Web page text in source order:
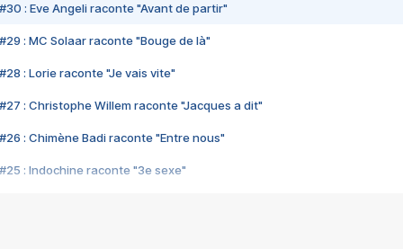
#30 : Eve Angeli raconte "Avant de partir"
#29 : MC Solaar raconte "Bouge de là"
#28 : Lorie raconte "Je vais vite"
#27 : Christophe Willem raconte "Jacques a dit"
#26 : Chimène Badi raconte "Entre nous"
#25 : Indochine raconte "3e sexe"